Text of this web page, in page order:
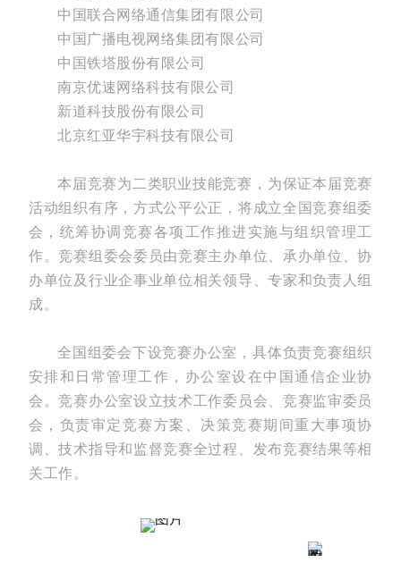
中国联合网络通信集团有限公司
中国广播电视网络集团有限公司
中国铁塔股份有限公司
南京优速网络科技有限公司
新道科技股份有限公司
北京红亚华宇科技有限公司
本届竞赛为二类职业技能竞赛，为保证本届竞赛
活动组织有序，方式公平公正，将成立全国竞赛组委
会，统筹协调竞赛各项工作推进实施与组织管理工
作。竞赛组委会委员由竞赛主办单位、承办单位、协
办单位及行业企事业单位相关领导、专家和负责人组
成。
全国组委会下设竞赛办公室，具体负责竞赛组织
安排和日常管理工作，办公室设在中国通信企业协
会。竞赛办公室设立技术工作委员会、竞赛监审委员
会，负责审定竞赛方案、决策竞赛期间重大事项协
调、技术指导和监督竞赛全过程、发布竞赛结果等相
关工作。